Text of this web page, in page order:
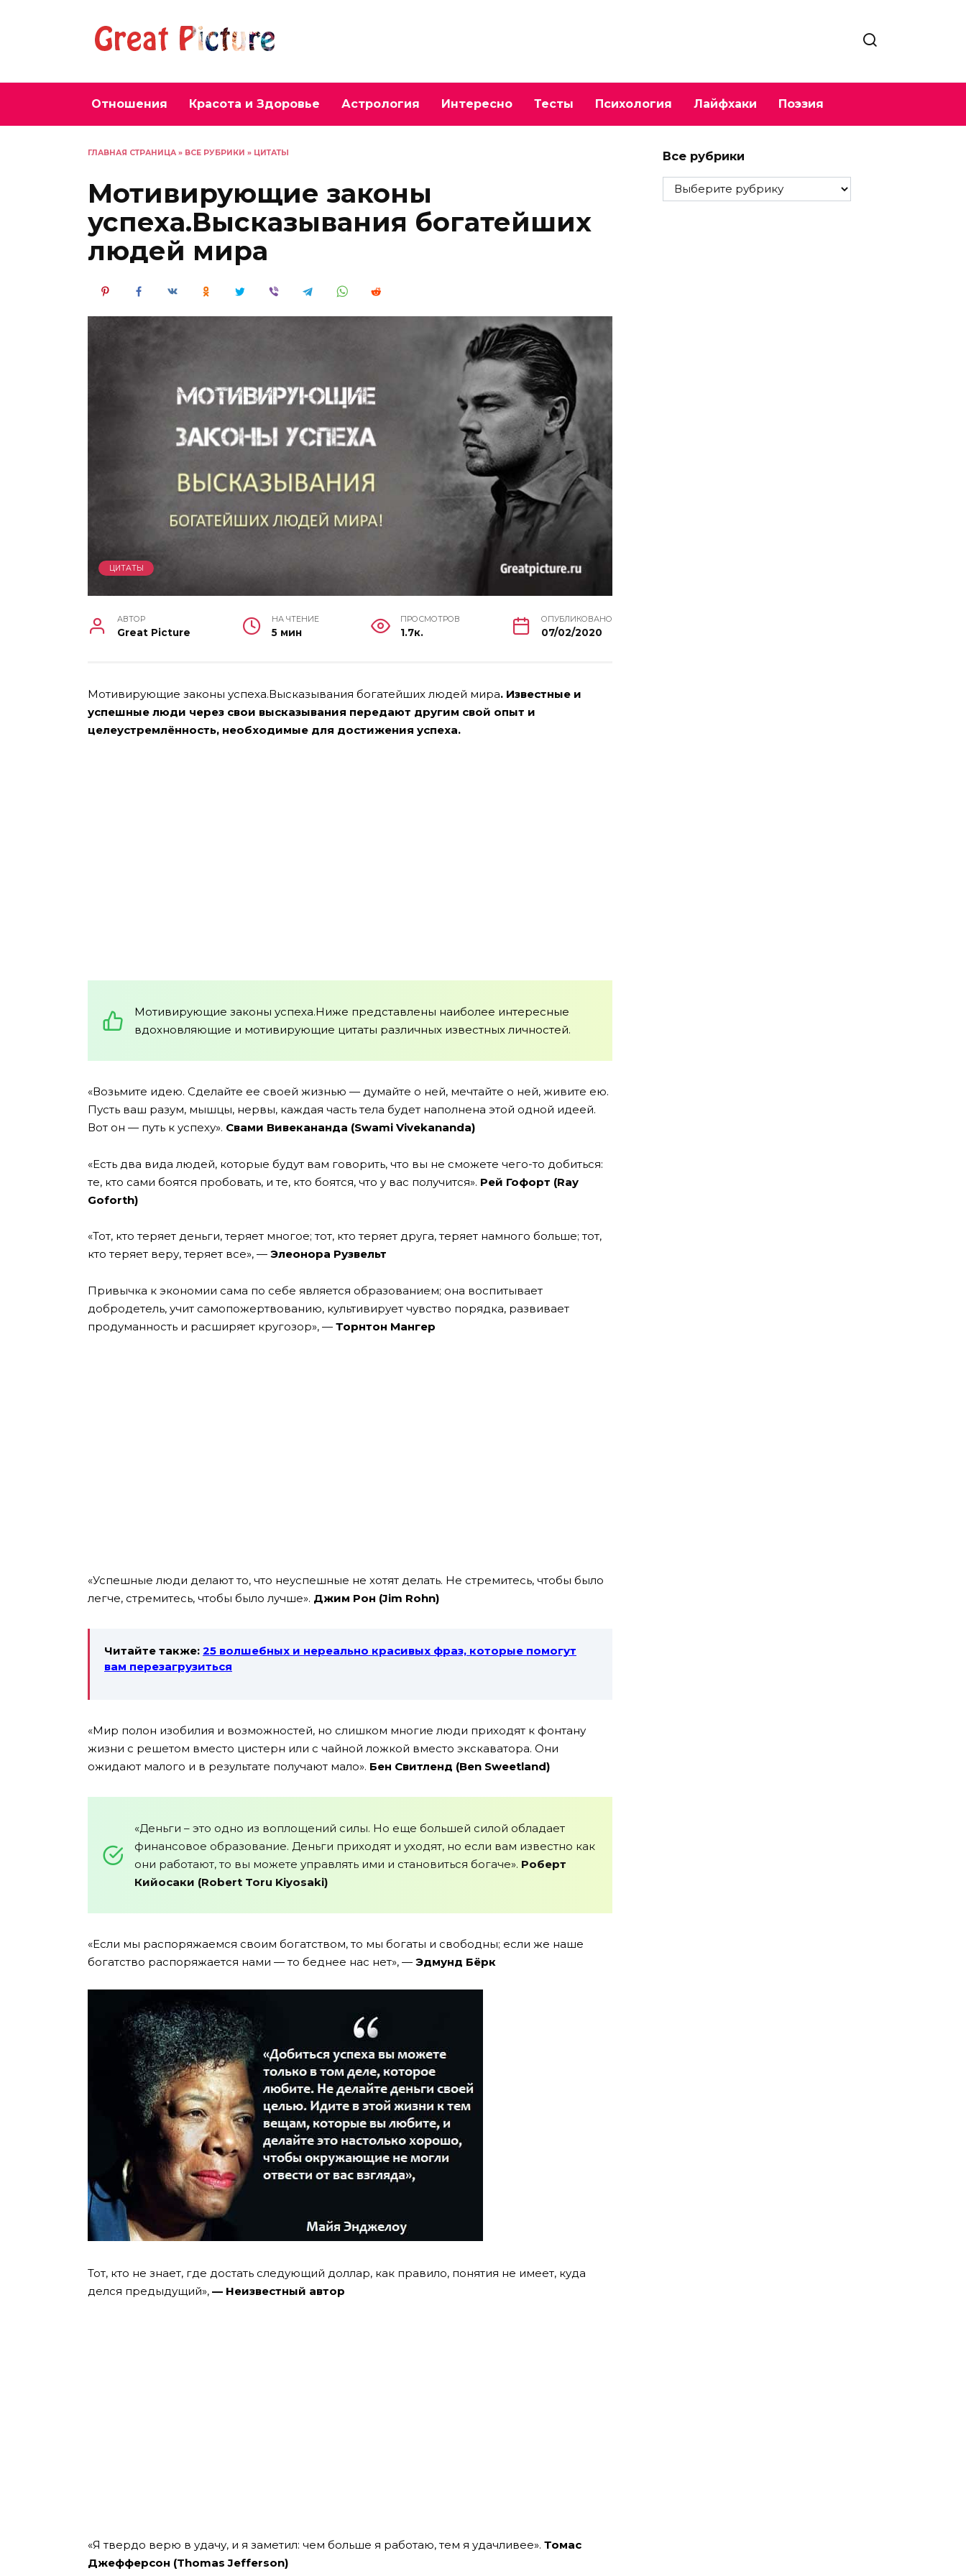
Отношения Красота и Здоровье Астрология Интересно Тесты Психология Лайфхаки Поэзия
ГЛАВНАЯ СТРАНИЦА » ВСЕ РУБРИКИ » ЦИТАТЫ
Мотивирующие законы
успеха.Высказывания богатейших
людей мира
ЦИТАТЫ
АВТОР
Great Picture
НА ЧТЕНИЕ
5 мин
ПРОСМОТРОВ
1.7к.
ОПУБЛИКОВАНО
07/02/2020
Мотивирующие законы успеха.Высказывания богатейших людей мира. Известные и
успешные люди через свои высказывания передают другим свой опыт и
целеустремлённость, необходимые для достижения успеха.
Мотивирующие законы успеха.Ниже представлены наиболее интересные
вдохновляющие и мотивирующие цитаты различных известных личностей.
«Возьмите идею. Сделайте ее своей жизнью — думайте о ней, мечтайте о ней, живите ею.
Пусть ваш разум, мышцы, нервы, каждая часть тела будет наполнена этой одной идеей.
Вот он — путь к успеху». Свами Вивекананда (Swami Vivekananda)
«Есть два вида людей, которые будут вам говорить, что вы не сможете чего-то добиться:
те, кто сами боятся пробовать, и те, кто боятся, что у вас получится». Рей Гофорт (Ray
Goforth)
«Тот, кто теряет деньги, теряет многое; тот, кто теряет друга, теряет намного больше; тот,
кто теряет веру, теряет все», — Элеонора Рузвельт
Привычка к экономии сама по себе является образованием; она воспитывает
добродетель, учит самопожертвованию, культивирует чувство порядка, развивает
продуманность и расширяет кругозор», — Торнтон Мангер
«Успешные люди делают то, что неуспешные не хотят делать. Не стремитесь, чтобы было
легче, стремитесь, чтобы было лучше». Джим Рон (Jim Rohn)
Читайте также: 25 волшебных и нереально красивых фраз, которые помогут
вам перезагрузиться
«Мир полон изобилия и возможностей, но слишком многие люди приходят к фонтану
жизни с решетом вместо цистерн или с чайной ложкой вместо экскаватора. Они
ожидают малого и в результате получают мало». Бен Свитленд (Ben Sweetland)
«Деньги – это одно из воплощений силы. Но еще большей силой обладает
финансовое образование. Деньги приходят и уходят, но если вам известно как
они работают, то вы можете управлять ими и становиться богаче». Роберт
Кийосаки (Robert Toru Kiyosaki)
«Если мы распоряжаемся своим богатством, то мы богаты и свободны; если же наше
богатство распоряжается нами — то беднее нас нет», — Эдмунд Бёрк
Тот, кто не знает, где достать следующий доллар, как правило, понятия не имеет, куда
делся предыдущий», — Неизвестный автор
«Я твердо верю в удачу, и я заметил: чем больше я работаю, тем я удачливее». Томас
Джефферсон (Thomas Jefferson)
Все рубрики
Все
рубрики